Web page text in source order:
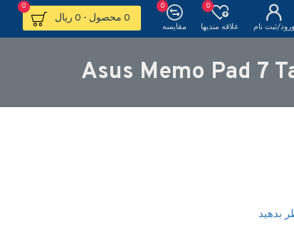
ورود/ثبت نام علاقه مندیها
0
مقایسه
0
0 محصول - 0 ریال
0
بدهید